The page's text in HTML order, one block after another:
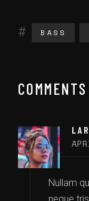
BASS
COMMENTS
Nullam